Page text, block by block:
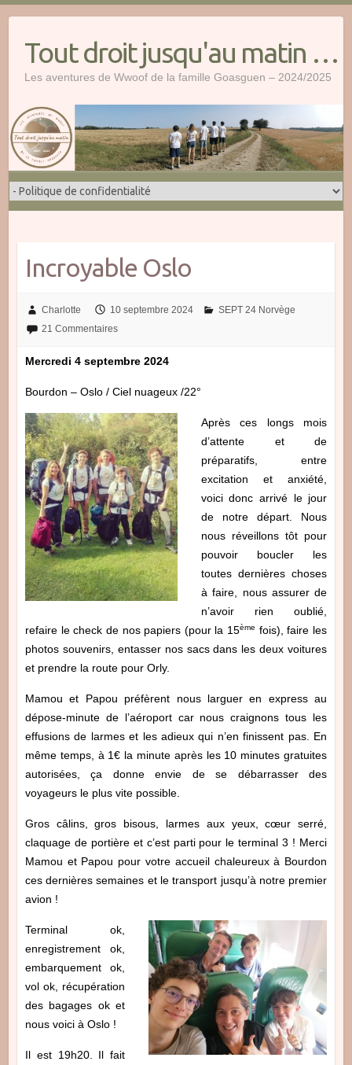
Tout droit jusqu'au matin …
Les aventures de Wwoof de la famille Goasguen – 2024/2025
Incroyable Oslo
Charlotte 10 septembre 2024
SEPT 24 Norvège
21 Commentaires
Mercredi 4 septembre 2024
Bourdon – Oslo / Ciel nuageux /22°
Après ces longs mois
d’attente et de
préparatifs, entre
excitation et anxiété,
voici donc arrivé le jour
de notre départ. Nous
nous réveillons tôt pour
pouvoir boucler les
toutes dernières choses
à faire, nous assurer de
n’avoir rien oublié,
refaire le check de nos papiers (pour la 15ème fois), faire les
photos souvenirs, entasser nos sacs dans les deux voitures
et prendre la route pour Orly.
Mamou et Papou préfèrent nous larguer en express au
dépose-minute de l’aéroport car nous craignons tous les
effusions de larmes et les adieux qui n’en finissent pas. En
même temps, à 1€ la minute après les 10 minutes gratuites
autorisées, ça donne envie de se débarrasser des
voyageurs le plus vite possible.
Gros câlins, gros bisous, larmes aux yeux, cœur serré,
claquage de portière et c’est parti pour le terminal 3 ! Merci
Mamou et Papou pour votre accueil chaleureux à Bourdon
ces dernières semaines et le transport jusqu’à notre premier
avion !
Terminal ok,
enregistrement ok,
embarquement ok,
vol ok, récupération
des bagages ok et
nous voici à Oslo !
Il est 19h20. Il fait